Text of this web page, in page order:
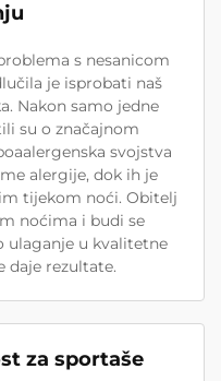
s nesanicom
je isprobati naš
Nakon samo jedne
su o značajnom
svojstva
alergije, dok ih je
tijekom noći. Obitelj
noćima i budi se
ulaganje u kvalitetne
daje rezultate.
za sportaše